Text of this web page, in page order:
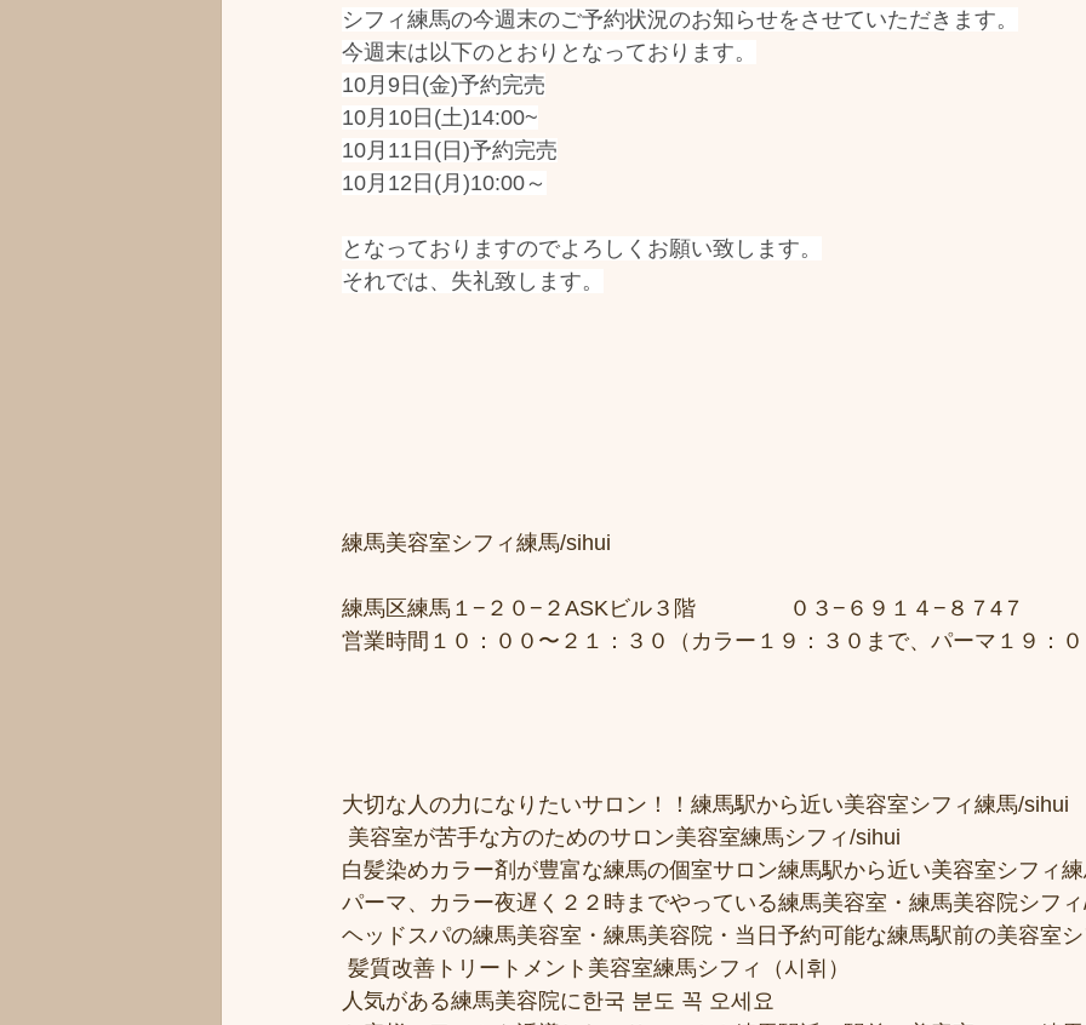
シフィ練馬の今週末のご予約状況のお知らせをさせていただきます。
今週末は以下のとおりとなっております。
10月9日(金)予約完売
10月10日(土)14:00~
10月11日(日)予約完売
10月12日(月)10:00～
となっておりますのでよろしくお願い致します。
それでは、失礼致します。
練馬美容室シフィ練馬/sihui
練馬区練馬１−２０−２ASKビル３階 　　　　０３−６９１４−８７4７
営業時間１０：００〜２１：３０（カラー１９：３０まで、パーマ１９：
大切な人の力になりたいサロン！！練馬駅から近い美容室シフィ練馬/sihui
美容室が苦手な方のためのサロン美容室練馬シフィ/sihui
白髪染めカラー剤が豊富な練馬の個室サロン練馬駅から近い美容室シフィ
パーマ、カラー夜遅く２２時までやっている練馬美容室・練馬美容院シフ
ヘッドスパの練馬美容室・練馬美容院・当日予約可能な練馬駅前の美容室
髪質改善トリートメント美容室練馬シフィ（시휘）
人気がある練馬美容院に한국 분도 꼭 오세요